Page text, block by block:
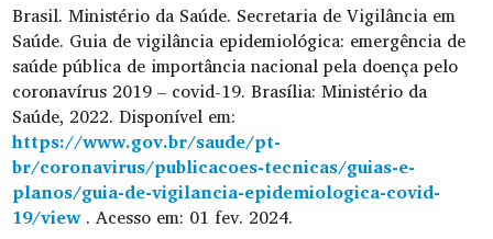
Brasil. Ministério da Saúde. Secretaria de Vigilância em
Saúde. Guia de vigilância epidemiológica: emergência de
saúde pública de importância nacional pela doença pelo
coronavírus 2019 – covid-19. Brasília: Ministério da
Saúde, 2022. Disponível em:
https://www.gov.br/saude/pt-
br/coronavirus/publicacoes-tecnicas/guias-e-
planos/guia-de-vigilancia-epidemiologica-covid-
19/view. Acesso em: 01 fev. 2024.